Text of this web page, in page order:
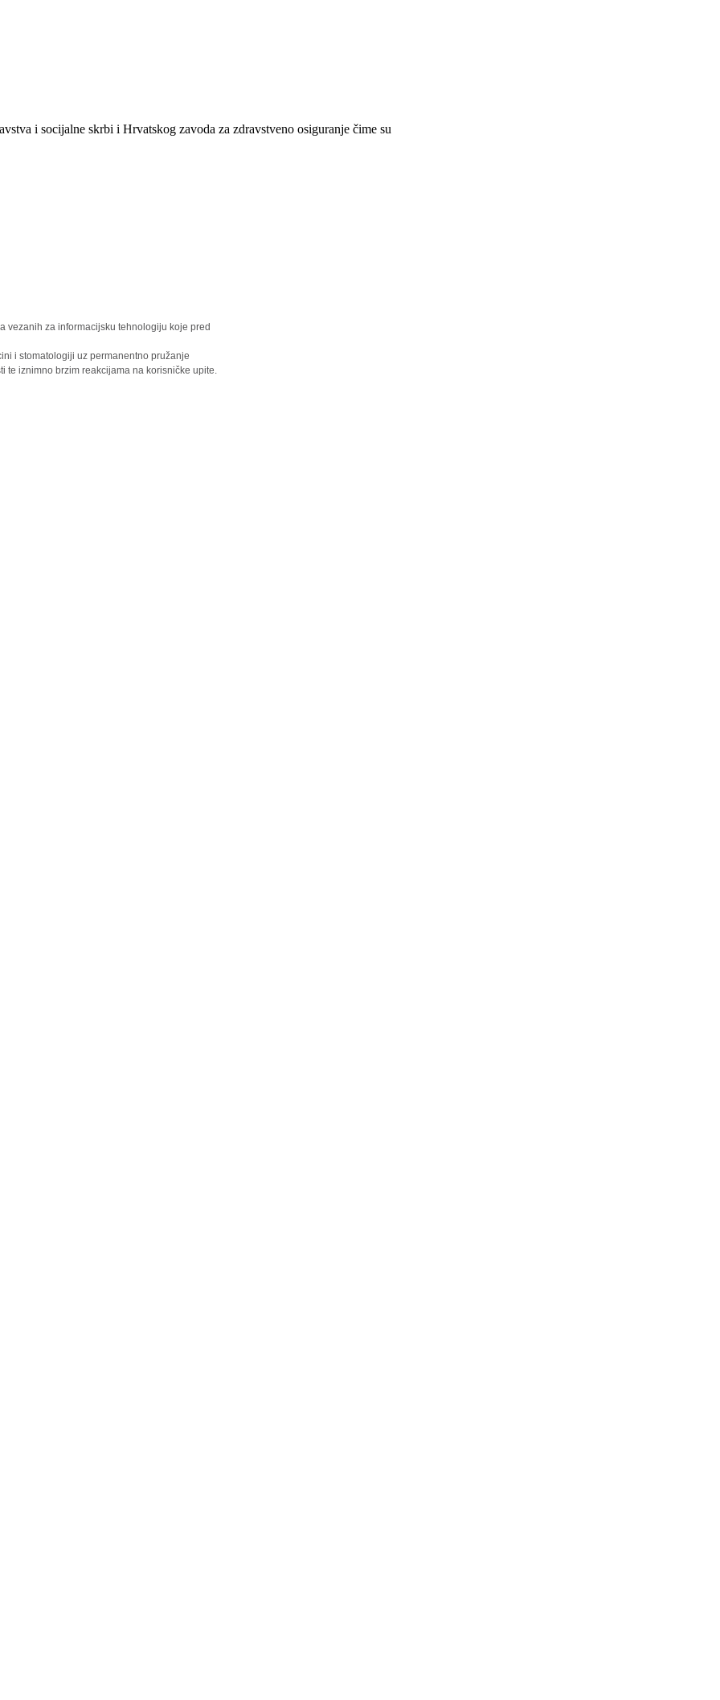
i socijalne skrbi i Hrvatskog zavoda za zdravstveno osiguranje čime su
savjetništva, izradu, projektiranje i održavanje informacijskih sustava po
omogućavamo svojim korisnicima jednostavan i bezbrižan rad s
vezanih za informacijsku tehnologiju koje pred
i stomatologiji uz permanentno pružanje
te iznimno brzim reakcijama na korisničke upite.